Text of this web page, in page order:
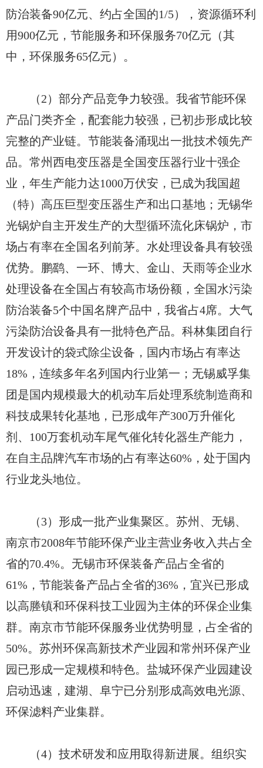
防治装备90亿元、约占全国的1/5），资源循环利
用900亿元，节能服务和环保服务70亿元（其
中，环保服务65亿元）。
（2）部分产品竞争力较强。我省节能环保
产品门类齐全，配套能力较强，已初步形成比较
完整的产业链。节能装备涌现出一批技术领先产
品。常州西电变压器是全国变压器行业十强企
业，年生产能力达1000万伏安，已成为我国超
（特）高压巨型变压器生产和出口基地；无锡华
光锅炉自主开发生产的大型循环流化床锅炉，市
场占有率在全国名列前茅。水处理设备具有较强
优势。鹏鹞、一环、博大、金山、天雨等企业水
处理设备在全国占有较高市场份额，全国水污染
防治装备5个中国名牌产品中，我省占4席。大气
污染防治设备具有一批特色产品。科林集团自行
开发设计的袋式除尘设备，国内市场占有率达
18%，连续多年名列国内行业第一；无锡威孚集
团是国内规模最大的机动车后处理系统制造商和
科技成果转化基地，已形成年产300万升催化
剂、100万套机动车尾气催化转化器生产能力，
在自主品牌汽车市场的占有率达60%，处于国内
行业龙头地位。
（3）形成一批产业集聚区。苏州、无锡、
南京市2008年节能环保产业主营业务收入共占全
省的70.4%。无锡市环保装备产品占全省的
61%，节能装备产品占全省的36%，宜兴已形成
以高塍镇和环保科技工业园为主体的环保企业集
群。南京市节能环保服务业优势明显，占全省的
50%。苏州环保高新技术产业园和常州环保产业
园已形成一定规模和特色。盐城环保产业园建设
启动迅速，建湖、阜宁已分别形成高效电光源、
环保滤料产业集群。
（4）技术研发和应用取得新进展。组织实